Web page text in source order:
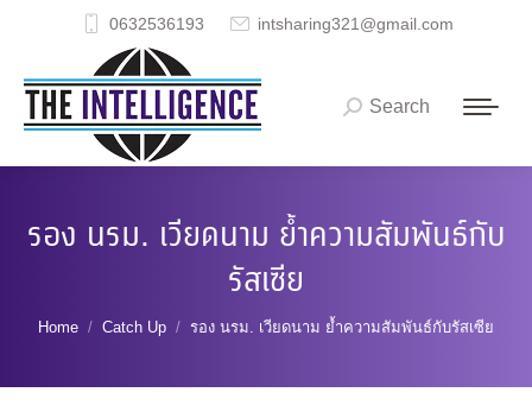
0632536193 intsharing321@gmail.com
Search:
Search
รอง นรม. เวียดนาม ย้ำความสัมพันธ์กับ
รัสเซีย
You are here:
Home Catch Up รอง นรม. เวียดนาม ย้ำความสัมพันธ์กับรัสเซีย